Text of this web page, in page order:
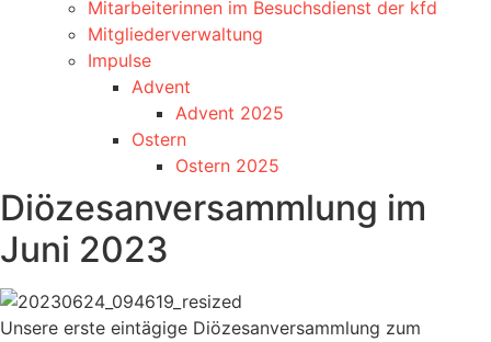
Mitarbeiterinnen im Besuchsdienst der kfd
Mitgliederverwaltung
Impulse
Advent
Advent 2025
Ostern
Ostern 2025
Diözesanversammlung im
Juni 2023
Unsere erste eintägige Diözesanversammlung zum